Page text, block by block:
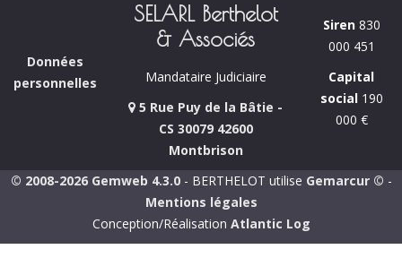
Données
personnelles
SELARL Berthelot
& Associés
Mandataire Judiciaire
5 Rue Puy de la Bâtie -
CS 30079 42600
Montbrison
Siren830
000 451
Capital
social190
000 €
© 2008-2026 Gemweb 4.3.0- BERTHELOT utilise Gemarcur © -
Mentions légales
Conception/Réalisation Atlantic Log